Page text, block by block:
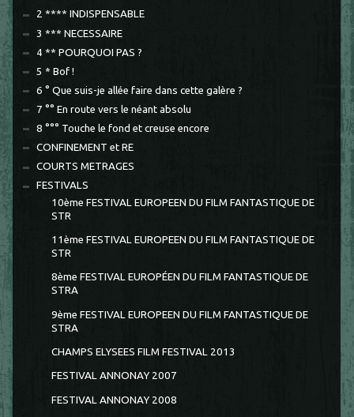
2 **** INDISPENSABLE
3 *** NECESSAIRE
4 ** POURQUOI PAS ?
5 * Bof !
6 ° Que suis-je allée faire dans cette galère ?
7 °° En route vers le néant absolu
8 °°° Touche le fond et creuse encore
CONFINEMENT et RE
COURTS METRAGES
FESTIVALS
10ème FESTIVAL EUROPEEN DU FILM FANTASTIQUE DE
STR
11ème FESTIVAL EUROPEEN DU FILM FANTASTIQUE DE
STR
8ème FESTIVAL EUROPÉEN DU FILM FANTASTIQUE DE
STRA
9ème FESTIVAL EUROPEEN DU FILM FANTASTIQUE DE
STRA
CHAMPS ELYSEES FILM FESTIVAL 2013
FESTIVAL ANNONAY 2007
FESTIVAL ANNONAY 2008